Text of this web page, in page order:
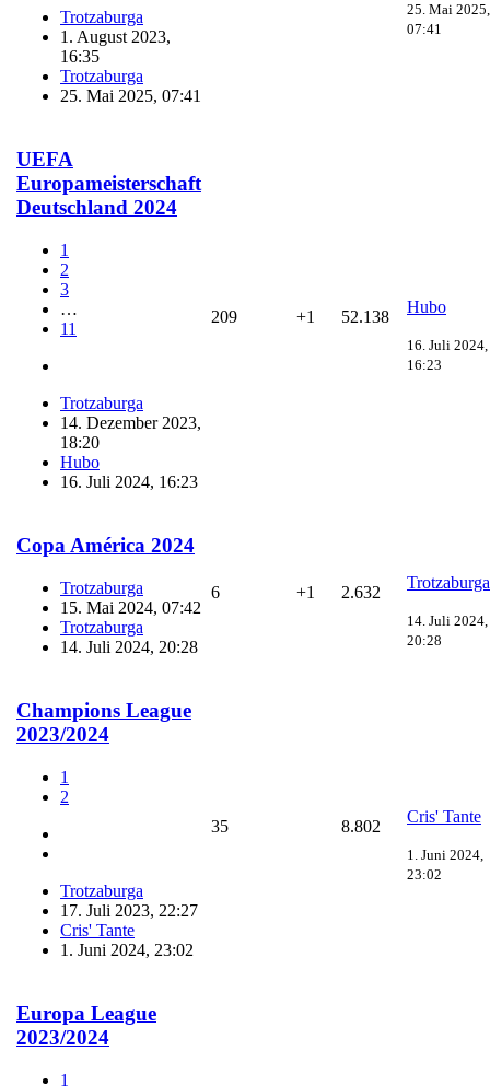
Trotzaburga
1. August 2023,
16:35
Trotzaburga
25. Mai 2025, 07:41
25. Mai 2025,
07:41
UEFA
Europameisterschaft
Deutschland 2024
1
2
3
…
11
Trotzaburga
14. Dezember 2023,
18:20
Hubo
16. Juli 2024, 16:23
209 +1 52.138
Hubo
16. Juli 2024,
16:23
Copa América 2024
Trotzaburga
15. Mai 2024, 07:42
Trotzaburga
14. Juli 2024, 20:28
6 +1 2.632
Trotzaburga
14. Juli 2024,
20:28
Champions League
2023/2024
1
2
Trotzaburga
17. Juli 2023, 22:27
Cris' Tante
1. Juni 2024, 23:02
35 8.802
Cris' Tante
1. Juni 2024,
23:02
Europa League
2023/2024
1